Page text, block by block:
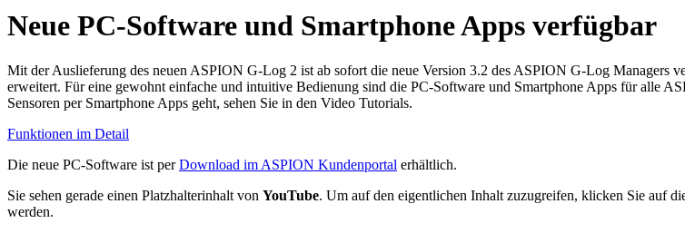
Neue PC-Software und Smartphone Apps verfügbar
Mit der Auslieferung des neuen ASPION G-Log 2 ist ab sofort die neue Version 3.2 des ASPION G-Log Managers
erweitert. Für eine gewohnt einfache und intuitive Bedienung sind die PC-Software und Smartphone Apps für alle
Sensoren per Smartphone Apps geht, sehen Sie in den Video Tutorials.
Funktionen im Detail
Die neue PC-Software ist perDownload im ASPION Kundenportal erhältlich.
Sie sehen gerade einen Platzhalterinhalt von YouTube. Um auf den eigentlichen Inhalt zuzugreifen, klicken Sie auf
werden.